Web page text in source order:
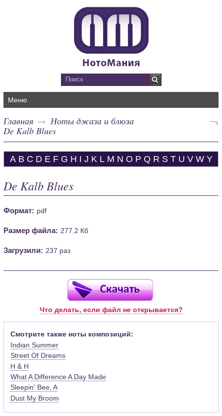
Меню
Главная
Ноты джаза и блюза
De Kalb Blues
A B C D E F G H I J K L M N O P Q R S T U V W Y
De Kalb Blues
Формат: pdf
Размер файла: 277.2 Кб
Загрузили: 237 раз
Что делать, если файл не открывается?
Смотрите также ноты композиций:
Indian Summer
Street Of Dreams
H & H
What A Difference A Day Made
Sleepin' Bee, A
Dust My Broom